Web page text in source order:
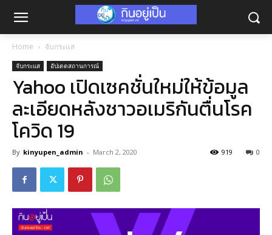
Home จับกระแส
จับกระแส อัปเดตสถานการณ์
Yahoo เปิดเซคชั่นใหม่ให้ข้อมูล
ละเอียดหลังชาวอเมริกันตื่นโรค
โควิด 19
By kinyupen_admin - March 2, 2020 0
919